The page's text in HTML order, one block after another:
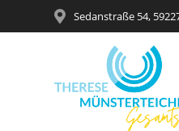
Sedanstraße 54,